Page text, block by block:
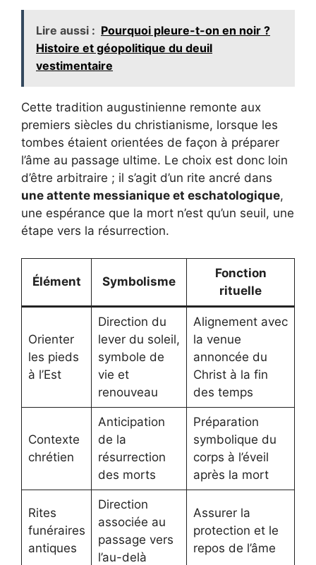
Lire aussi : Pourquoi pleure-t-on en noir ?
Histoire et géopolitique du deuil
vestimentaire
Cette tradition augustinienne remonte aux
premiers siècles du christianisme, lorsque les
tombes étaient orientées de façon à préparer
l’âme au passage ultime. Le choix est donc loin
d’être arbitraire ; il s’agit d’un rite ancré dans
une attente messianique et eschatologique,
une espérance que la mort n’est qu’un seuil, une
étape vers la résurrection.
Élément Symbolisme
Fonction
rituelle
Orienter
les pieds
à l’Est
Direction du
lever du soleil,
symbole de
vie et
renouveau
Alignement avec
la venue
annoncée du
Christ à la fin
des temps
Contexte
chrétien
Anticipation
de la
résurrection
des morts
Préparation
symbolique du
corps à l’éveil
après la mort
Rites
funéraires
antiques
Direction
associée au
passage vers
l’au-delà
Assurer la
protection et le
repos de l’âme